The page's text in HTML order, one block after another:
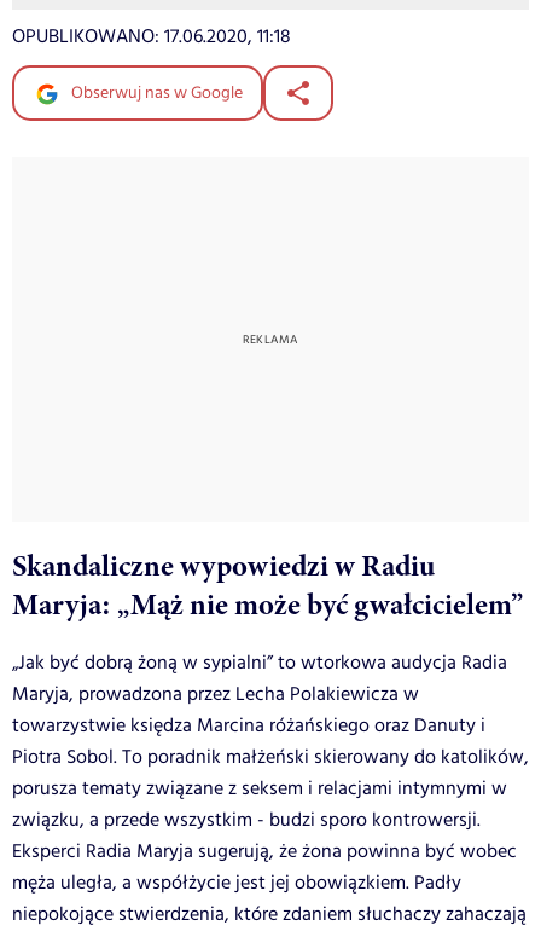
OPUBLIKOWANO: 17.06.2020, 11:18
Obserwuj nas w Google
Skandaliczne wypowiedzi w Radiu
Maryja: „Mąż nie może być gwałcicielem”
„Jak być dobrą żoną w sypialni” to wtorkowa audycja Radia
Maryja, prowadzona przez Lecha Polakiewicza w
towarzystwie księdza Marcina różańskiego oraz Danuty i
Piotra Sobol. To poradnik małżeński skierowany do katolików,
porusza tematy związane z seksem i relacjami intymnymi w
związku, a przede wszystkim - budzi sporo kontrowersji.
Eksperci Radia Maryja sugerują, że żona powinna być wobec
męża uległa, a współżycie jest jej obowiązkiem. Padły
niepokojące stwierdzenia, które zdaniem słuchaczy zahaczają